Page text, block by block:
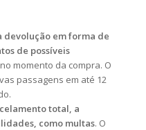
devolução em forma de
de possíveis
momento da compra. O
passagens em até 12
total, a
como multas. O